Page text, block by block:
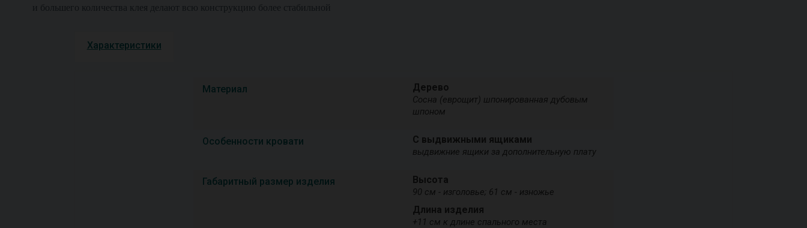
и большего количества клея делают всю конструкцию более стабильной
Характеристики
Материал Дерево
Сосна (еврощит) шпонированная дубовым
шпоном
Особенности кровати С выдвижными ящиками
выдвижние ящики за дополнительную плату
Габаритный размер изделия Высота
90 см - изголовье; 61 см - изножье
Длина изделия
+11 см к длине спального места